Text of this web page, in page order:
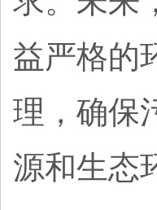
益严格的
理，确保
源和生态